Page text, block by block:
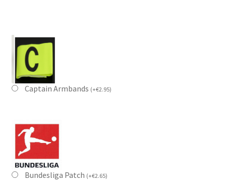
Captain Armbands (+€2.95)
Bundesliga Patch (+€2.65)